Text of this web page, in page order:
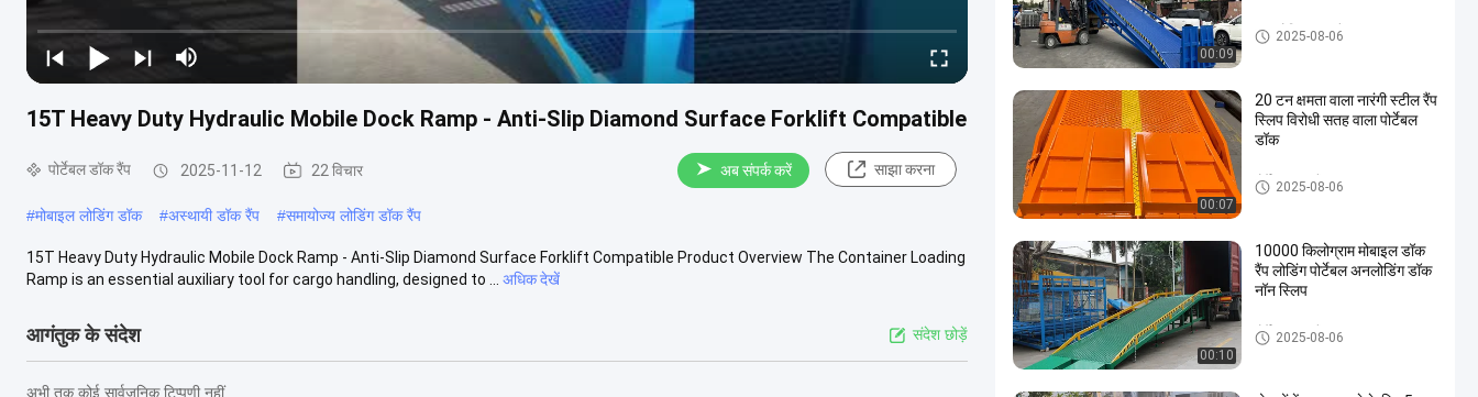
15T Heavy Duty Hydraulic Mobile Dock Ramp - Anti-Slip Diamond Surface Forklift Compatible
पोर्टेबल डॉक रैंप 2025-11-12 22 विचार अब संपर्क करें साझा करना
#मोबाइल लोडिंग डॉक #अस्थायी डॉक रैंप #समायोज्य लोडिंग डॉक रैंप
15T Heavy Duty Hydraulic Mobile Dock Ramp - Anti-Slip Diamond Surface Forklift Compatible Product Overview The Container Loading
Ramp is an essential auxiliary tool for cargo handling, designed to ...
अधिक देखें
आगंतुक के संदेश संदेश छोड़ें
अभी तक कोई सार्वजनिक टिप्पणी नहीं
00:09
हाइड्रोलिक डॉक रैंप
2025-08-06
00:07
20 टन क्षमता वाला नारंगी स्टील रैंप
स्लिप विरोधी सतह वाला पोर्टेबल
डॉक
पोर्टेबल डॉक रैंप
2025-08-06
00:10
10000 किलोग्राम मोबाइल डॉक
रैंप लोडिंग पोर्टेबल अनलोडिंग डॉक
नॉन स्लिप
पोर्टेबल डॉक रैंप
2025-08-06